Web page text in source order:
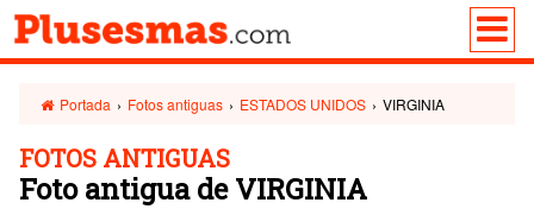
Portada › Fotos antiguas › ESTADOS UNIDOS › VIRGINIA
FOTOS ANTIGUAS
Foto antigua de VIRGINIA